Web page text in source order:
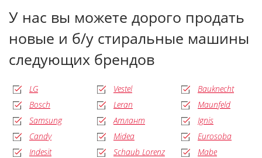
У нас вы можете дорого продать
новые и б/у стиральные машины
следующих брендов
LG
Bosch
Samsung
Candy
Indesit
Vestel
Leran
Атлант
Midea
Schaub Lorenz
Bauknecht
Maunfeld
Ignis
Eurosoba
Mabe